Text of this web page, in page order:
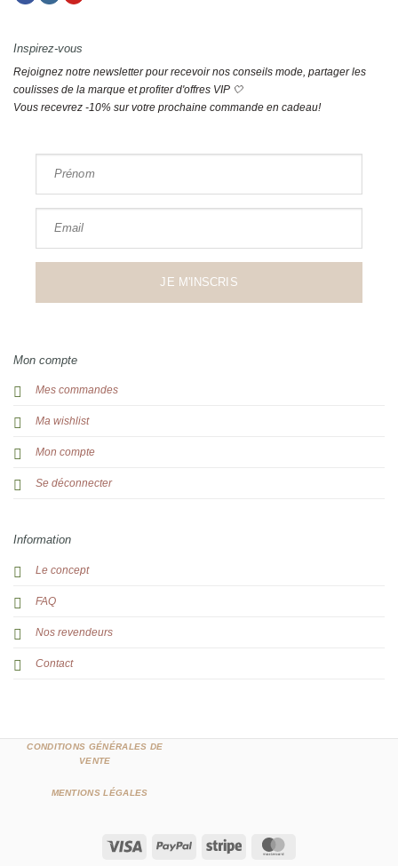
Mon compte
Mes commandes
Ma wishlist
Mon compte
Se déconnecter
Information
Le concept
FAQ
Nos revendeurs
Contact
Inspirez-vous
Rejoignez notre newsletter pour recevoir nos conseils mode, partager les
coulisses de la marque et profiter d'offres VIP 🤍
Vous recevrez -10% sur votre prochaine commande en cadeau!
Prénom
Email
JE M'INSCRIS
Visa PayPal Stripe
CONDITIONS GÉNÉRALES DE
VENTE
MENTIONS LÉGALES